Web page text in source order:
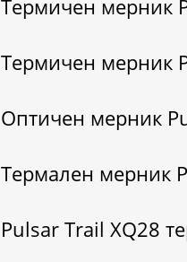
Термичен мерник
Термичен мерник
Оптичен мерник
Термален мерник
Pulsar Trail XQ28